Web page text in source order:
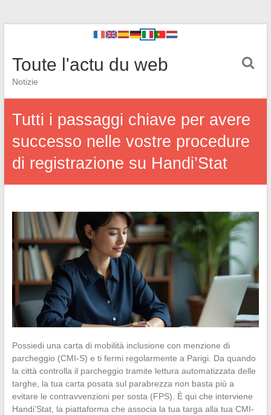
Toute l'actu du web
Notizie
Tutti i passaggi chiave per avere
successo nelle vostre procedure
di registrazione su Handi’Stat
Possiedi una carta di mobilità inclusione con menzione di
parcheggio (CMI-S) e ti fermi regolarmente a Parigi. Da quando
la città controlla il parcheggio tramite lettura automatizzata delle
targhe, la tua carta posata sul parabrezza non basta più a
evitare le contravvenzioni per sosta (FPS). È qui che interviene
Handi’Stat, la piattaforma che associa la tua targa alla tua CMI-